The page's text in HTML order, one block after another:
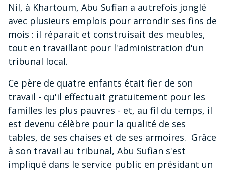
Nil, à Khartoum, Abu Sufian a autrefois jonglé
avec plusieurs emplois pour arrondir ses fins de
mois : il réparait et construisait des meubles,
tout en travaillant pour l'administration d'un
tribunal local.
Ce père de quatre enfants était fier de son
travail - qu'il effectuait gratuitement pour les
familles les plus pauvres - et, au fil du temps, il
est devenu célèbre pour la qualité de ses
tables, de ses chaises et de ses armoires. Grâce
à son travail au tribunal, Abu Sufian s'est
impliqué dans le service public en présidant un